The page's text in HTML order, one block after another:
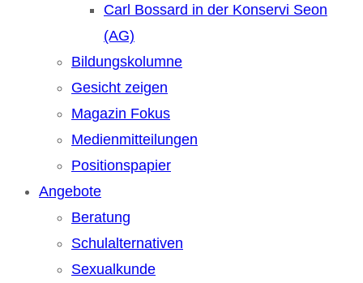
Carl Bossard in der Konservi Seon
(AG)
Bildungskolumne
Gesicht zeigen
Magazin Fokus
Medienmitteilungen
Positionspapier
Angebote
Beratung
Schulalternativen
Sexualkunde